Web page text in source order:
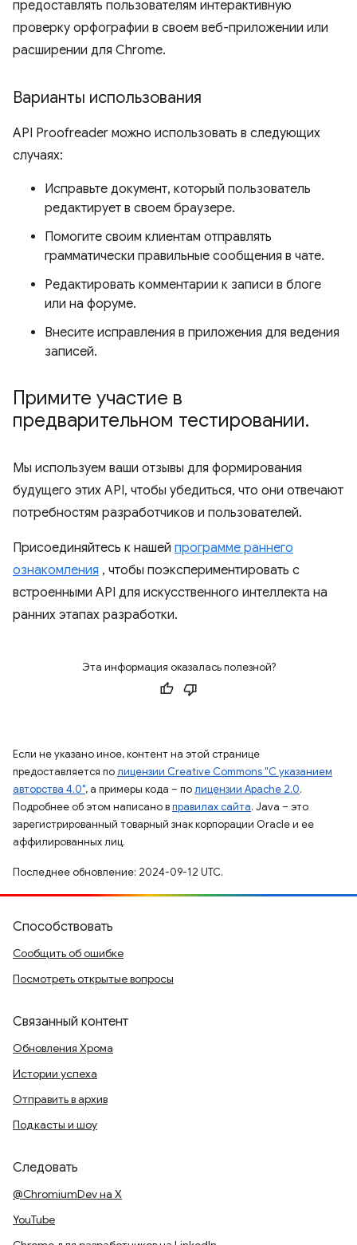
предоставлять пользователям интерактивную
проверку орфографии в своем веб-приложении или
расширении для Chrome.
Варианты использования
API Proofreader можно использовать в следующих
случаях:
Исправьте документ, который пользователь
редактирует в своем браузере.
Помогите своим клиентам отправлять
грамматически правильные сообщения в чате.
Редактировать комментарии к записи в блоге
или на форуме.
Внесите исправления в приложения для ведения
записей.
Примите участие в
предварительном тестировании.
Мы используем ваши отзывы для формирования
будущего этих API, чтобы убедиться, что они отвечают
потребностям разработчиков и пользователей.
Присоединяйтесь к нашей программе раннего
ознакомления , чтобы поэкспериментировать с
встроенными API для искусственного интеллекта на
ранних этапах разработки.
Эта информация оказалась полезной?
Если не указано иное, контент на этой странице
предоставляется полицензии Creative Commons "С указанием
авторства 4.0", а примеры кода – полицензии Apache 2.0.
Подробнее об этом написано вправилах сайта. Java – это
зарегистрированный товарный знак корпорации Oracle и ее
аффилированных лиц.
Последнее обновление: 2024-09-12 UTC.
Способствовать
Сообщить об ошибке
Посмотреть открытые вопросы
Связанный контент
Обновления Хрома
Истории успеха
Отправить в архив
Подкасты и шоу
Следовать
@ChromiumDev на X
YouTube